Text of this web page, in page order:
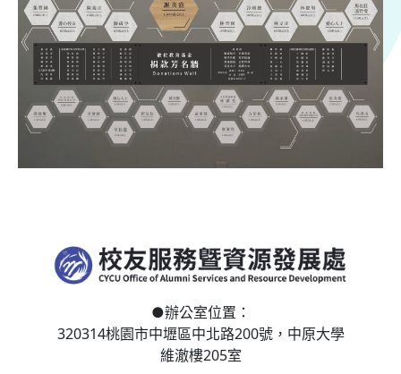
●辦公室位置：
320314桃園市中壢區中北路200號， 中原大學
維澈樓205室